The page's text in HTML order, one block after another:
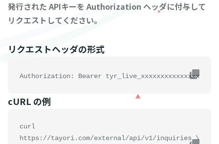
発行された APIキーを Authorization ヘッダに付与して
リクエストしてください。
リクエストヘッダの形式
Authorization: Bearer tyr_live_xxxxxxxxxxxxxxx
cURL の例
curl
https://tayori.com/external/api/v1/inquiries \